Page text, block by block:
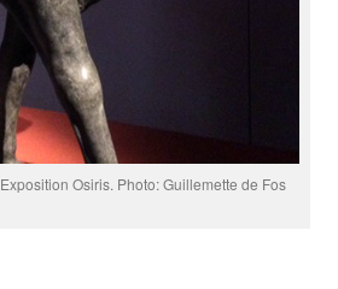
Exposition Osiris. Photo: Guillemette de Fos